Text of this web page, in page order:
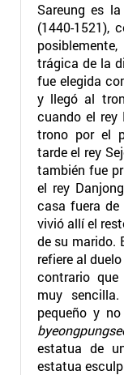
Sareung es la
(1440-1521),
trágica de la
fue elegida
y llegó al
cuando el rey
trono por el
tarde el rey
también fue
el rey
casa fuera de
vivió allí el
de su marido.
refiere al
contrario que
muy
pequeño y
estatua de
estatua